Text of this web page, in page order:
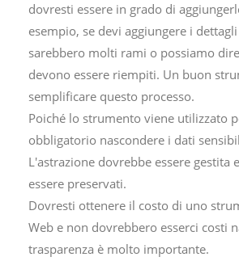
dovresti essere in grado di
esempio, se devi aggiungere i
sarebbero molti rami o possiamo
devono essere riempiti. Un buon
semplificare questo processo.
Poiché lo strumento viene utilizzato
obbligatorio nascondere i dati
L'astrazione dovrebbe essere gestita
essere preservati.
Dovresti ottenere il costo di uno
Web e non dovrebbero esserci costi
trasparenza è molto importante.